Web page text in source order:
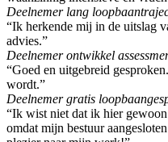
Deelnemer lang
“Ik herkende mij in de uitslag
advies.”
Deelnemer ontwikkel
“Goed en uitgebreid
wordt.”
Deelnemer gratis
“Ik wist niet dat ik hier
omdat mijn bestuur